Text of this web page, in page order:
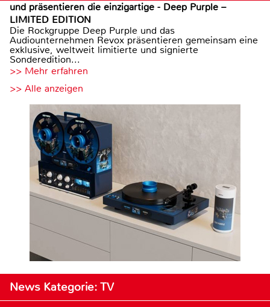
und präsentieren die einzigartige - Deep Purple –
LIMITED EDITION
Die Rockgruppe Deep Purple und das
Audiounternehmen Revox präsentieren gemeinsam eine
exklusive, weltweit limitierte und signierte
Sonderedition...
>> Mehr erfahren
>> Alle anzeigen
News Kategorie: TV